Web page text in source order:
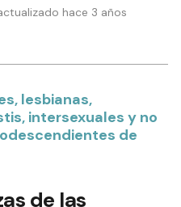
hace 3 años
lesbianas,
intersexuales y no
de
de las